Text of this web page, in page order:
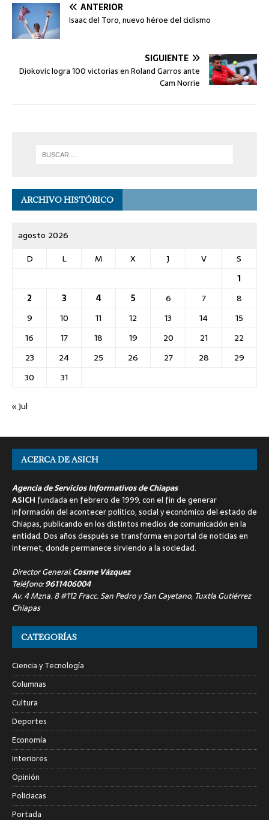
ANTERIOR
Isaac del Toro, nuevo héroe del ciclismo
SIGUIENTE
Djokovic logra 100 victorias en Roland Garros ante
Cam Norrie
ARCHIVO HISTÓRICO
agosto 2026
D
L M X J V
S
1
2
3 4 5 6 7
8
9
10 11 12 13 14
15
16
17 18 19 20 21
22
23
24 25 26 27 28
29
30
31
« Jul
ACERCA DE ASICH
Agencia de Servicios Informativos de Chiapas
ASICH fundada en febrero de 1999, con el fin de generar
información del acontecer político, social y económico del estado de
Chiapas, publicando en los distintos medios de comunicación en la
entidad. Dos años después se transforma en portal de noticias en
internet, donde permanece sirviendo a la sociedad.
Director General:Cosme Vázquez
Teléfono:9611406004
Av. 4 Mzna. 8 #112 Fracc. San Pedro y San Cayetano, Tuxtla Gutiérrez
Chiapas
CATEGORÍAS
Ciencia y Tecnología
Columnas
Cultura
Deportes
Economía
Interiores
Opinión
Policiacas
Portada